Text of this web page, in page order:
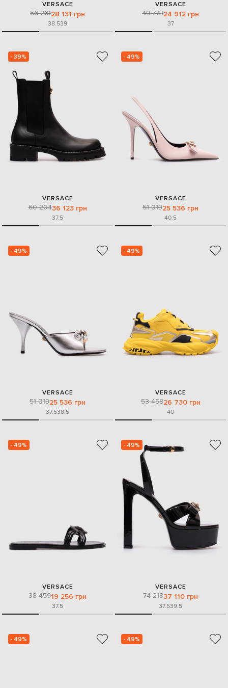
VERSACE
56 26128 131 грн
38.539
VERSACE
49 77324 912 грн
37
- 39%
VERSACE
60 20436 123 грн
37.5
- 49%
VERSACE
51 01925 536 грн
40.5
- 49%
VERSACE
51 01925 536 грн
37.538.5
- 49%
VERSACE
53 45826 730 грн
40
- 49%
VERSACE
38 45919 256 грн
37.5
- 49%
VERSACE
74 21837 110 грн
37.539.5
- 49% - 49%